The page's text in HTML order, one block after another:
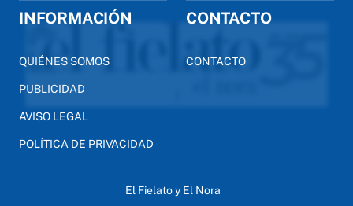
INFORMACIÓN
QUIÉNES SOMOS
PUBLICIDAD
AVISO LEGAL
POLÍTICA DE PRIVACIDAD
CONTACTO
CONTACTO
El Fielato y El Nora